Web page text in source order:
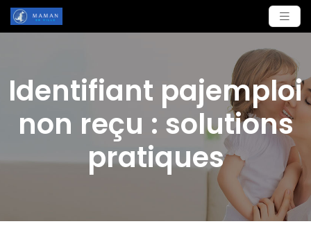
Identifiant pajemploi
non reçu : solutions
pratiques